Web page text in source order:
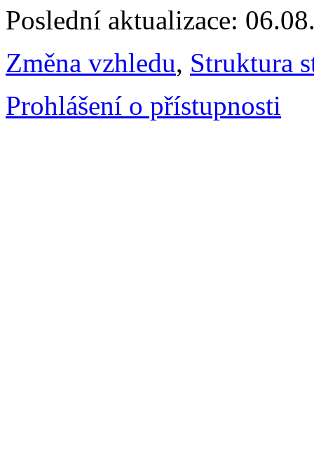
Poslední aktualizace:
Změna vzhledu, Struktura
Prohlášení o přístupnosti